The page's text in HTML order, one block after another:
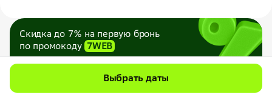
Скидка до 7% на первую бронь
по промокоду 7WEB
Максимум — 1000 ₽
Выбрать даты